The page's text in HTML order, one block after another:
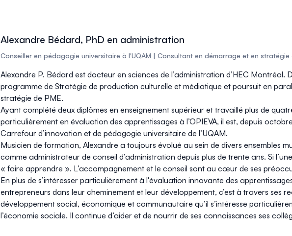
Alexandre Bédard, PhD en administration
Conseiller en pédagogie universitaire à l'UQAM | Consultant en démarrage et en stratégie
Alexandre P. Bédard est docteur en sciences de l’administration d’HEC Montréal.
programme de Stratégie de production culturelle et médiatique et poursuit en
stratégie de PME.
Ayant complété deux diplômes en enseignement supérieur et travaillé plus de
particulièrement en évaluation des apprentissages à l’OPIEVA, il est, depuis
Carrefour d’innovation et de pédagogie universitaire de l’UQAM.
Musicien de formation, Alexandre a toujours évolué au sein de divers ensembles
comme administrateur de conseil d’administration depuis plus de trente ans. Si
« faire apprendre ». L’accompagnement et le conseil sont au cœur de ses
En plus de s’intéresser particulièrement à l'évaluation innovante des
entrepreneurs dans leur cheminement et leur développement, c’est à travers ses
développement social, économique et communautaire qu’il s’intéresse
l’économie sociale. Il continue d’aider et de nourrir de ses connaissances ses